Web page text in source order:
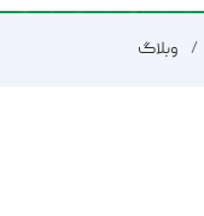
وبلاگ